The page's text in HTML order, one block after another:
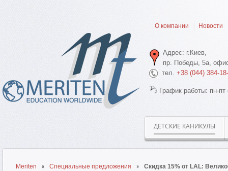
О компании Новости
Адрес: г.Киев,
пр. Победы, 5а,
тел. +38 (044) 384-
График работы: пн-
ДЕТСКИЕ КАНИКУЛЫ
Meriten Специальные предложения Скидка 15% от LAL: